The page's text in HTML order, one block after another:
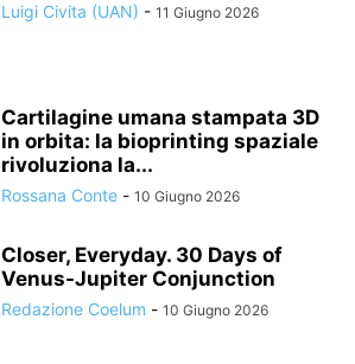
Luigi Civita (UAN) - 11 Giugno 2026
Cartilagine umana stampata 3D
in orbita: la bioprinting spaziale
rivoluziona la...
Rossana Conte - 10 Giugno 2026
Closer, Everyday. 30 Days of
Venus-Jupiter Conjunction
Redazione Coelum - 10 Giugno 2026